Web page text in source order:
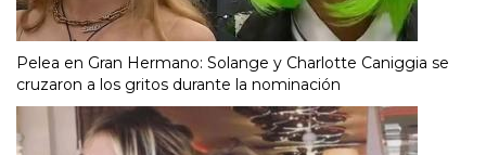
Pelea en Gran Hermano: Solange y Charlotte Caniggia se
cruzaron a los gritos durante la nominación